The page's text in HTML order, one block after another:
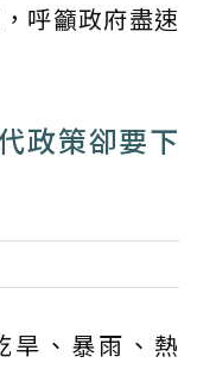
呼籲政府盡速
政策卻要下
旱、暴雨、熱